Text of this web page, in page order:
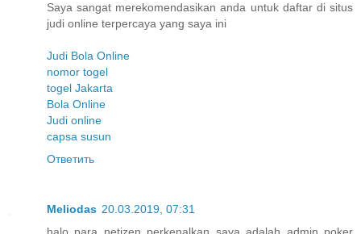
Saya sangat merekomendasikan anda untuk daftar di situs
judi online terpercaya yang saya ini
Judi Bola Online
nomor togel
togel Jakarta
Bola Online
Judi online
capsa susun
Ответить
Meliodas 20.03.2019, 07:31